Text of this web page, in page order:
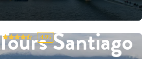
Santiago
4.95